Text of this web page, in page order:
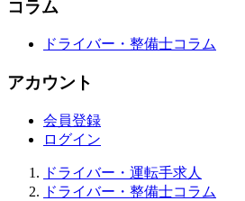
コラム
ドライバー・整備士コラム
アカウント
会員登録
ログイン
ドライバー・運転手求人
ドライバー・整備士コラム